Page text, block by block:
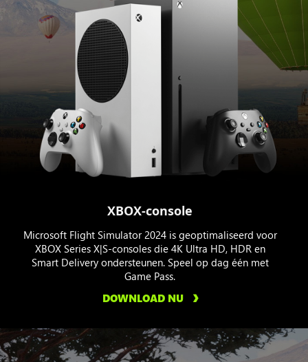
XBOX-console
Microsoft Flight Simulator 2024 is geoptimaliseerd voor
XBOX Series X|S-consoles die 4K Ultra HD, HDR en
Smart Delivery ondersteunen. Speel op dag één met
Game Pass.
DOWNLOAD NU